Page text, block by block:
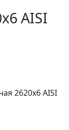
AISI